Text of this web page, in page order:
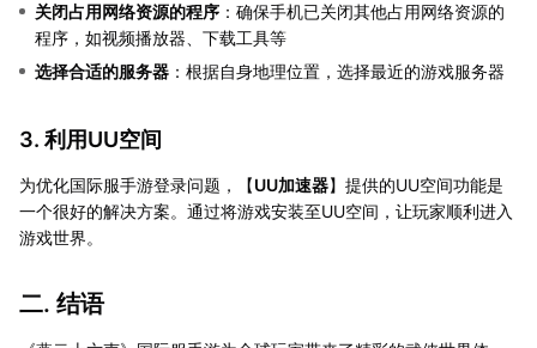
关闭占用网络资源的程序 ：确保手机已关闭其他占用网络资源的
程序，如视频播放器、下载工具等
选择合适的服务器 ：根据自身地理位置，选择最近的游戏服务器
3. 利用UU空间
为优化国际服手游登录问题，【UU加速器】提供的UU空间功能是
一个很好的解决方案。通过将游戏安装至UU空间，让玩家顺利进入
游戏世界。
二. 结语